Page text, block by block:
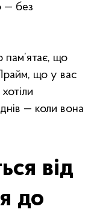
— без
пам’ятає, що
що у вас
— коли вона
від
до